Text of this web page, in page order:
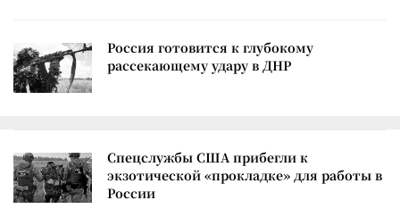
Россия готовится к глубокому
рассекающему удару в ДНР
Спецслужбы США прибегли к
экзотической «прокладке» для работы в
России